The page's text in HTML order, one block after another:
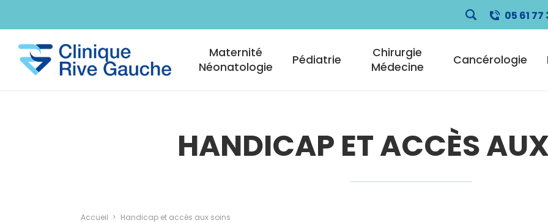
05 61 77
Maternité
Néonatologie
Pédiatrie
Chirurgie
Médecine
Cancérologie
HANDICAP ET ACCÈS
Accueil Handicap et accès aux soins